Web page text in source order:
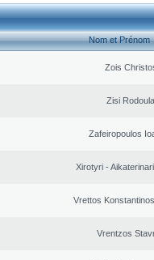
Nom et Prénom
Zois
Zisi Rodoula
Zafeiropoulos
Xirotyri -
Vrettos
Vrentzos